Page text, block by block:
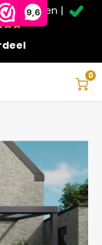
9,6
klanten |
0
en
meter